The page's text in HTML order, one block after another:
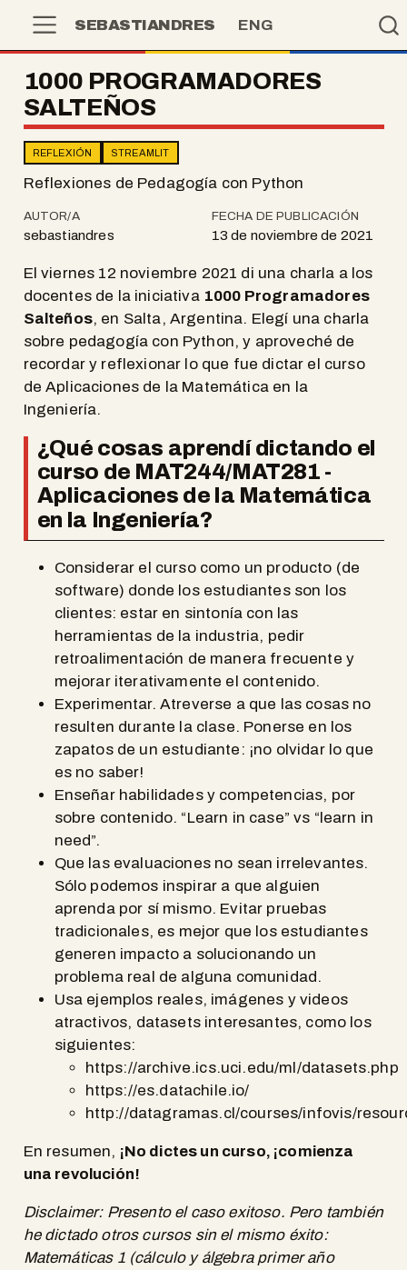
SEBASTIANDRES ENG
1000 PROGRAMADORES
SALTEÑOS
REFLEXIÓN STREAMLIT
Reflexiones de Pedagogía con Python
AUTOR/A
sebastiandres
FECHA DE PUBLICACIÓN
13 de noviembre de 2021
El viernes 12 noviembre 2021 di una charla a los
docentes de la iniciativa 1000 Programadores
Salteños, en Salta, Argentina. Elegí una charla
sobre pedagogía con Python, y aproveché de
recordar y reflexionar lo que fue dictar el curso
de Aplicaciones de la Matemática en la
Ingeniería.
¿Qué cosas aprendí dictando el
curso de MAT244/MAT281 -
Aplicaciones de la Matemática
en la Ingeniería?
Considerar el curso como un producto (de
software) donde los estudiantes son los
clientes: estar en sintonía con las
herramientas de la industria, pedir
retroalimentación de manera frecuente y
mejorar iterativamente el contenido.
Experimentar. Atreverse a que las cosas no
resulten durante la clase. Ponerse en los
zapatos de un estudiante: ¡no olvidar lo que
es no saber!
Enseñar habilidades y competencias, por
sobre contenido. “Learn in case” vs “learn in
need”.
Que las evaluaciones no sean irrelevantes.
Sólo podemos inspirar a que alguien
aprenda por sí mismo. Evitar pruebas
tradicionales, es mejor que los estudiantes
generen impacto a solucionando un
problema real de alguna comunidad.
Usa ejemplos reales, imágenes y videos
atractivos, datasets interesantes, como los
siguientes:
https://archive.ics.uci.edu/ml/datasets.php
https://es.datachile.io/
http://datagramas.cl/courses/infovis/
En resumen, ¡No dictes un curso, ¡comienza
una revolución!
Disclaimer: Presento el caso exitoso. Pero también
he dictado otros cursos sin el mismo éxito:
Matemáticas 1 (cálculo y álgebra primer año